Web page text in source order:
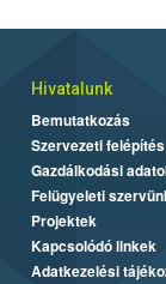
Hivatalunk
Bemutatkozás
Szervezeti felépítés
Gazdálkodási
Felügyeleti
Projektek
Kapcsolódó linkek
Adatkezelési